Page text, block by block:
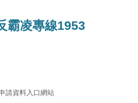
霸凌專線1953
請資料入口網站